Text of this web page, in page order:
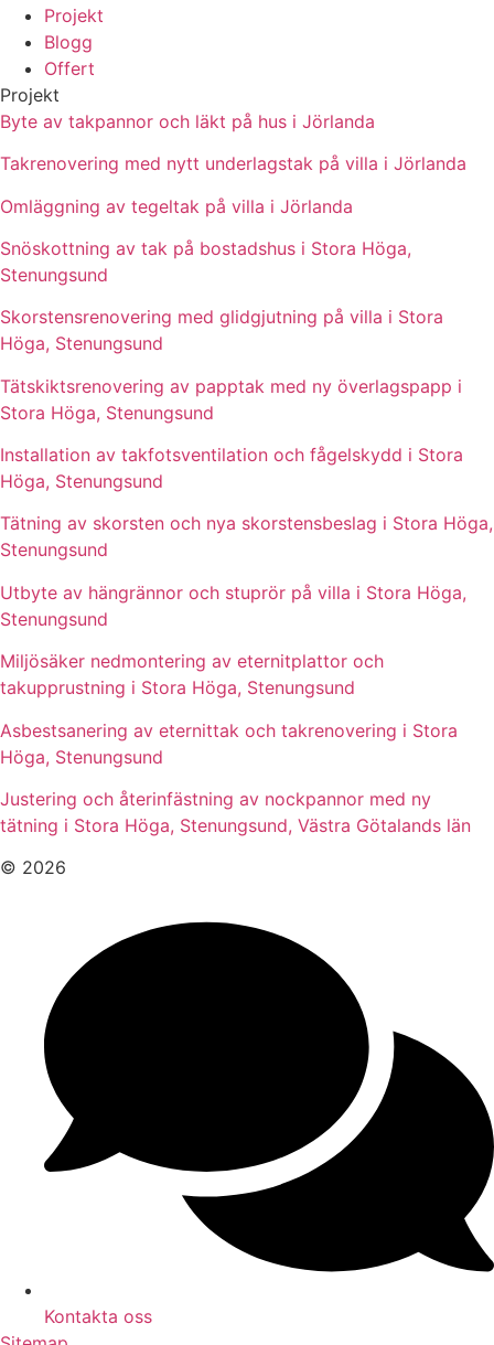
Projekt
Blogg
Offert
Projekt
Byte av takpannor och läkt på hus i Jörlanda
Takrenovering med nytt underlagstak på villa i Jörlanda
Omläggning av tegeltak på villa i Jörlanda
Snöskottning av tak på bostadshus i Stora Höga,
Stenungsund
Skorstensrenovering med glidgjutning på villa i Stora
Höga, Stenungsund
Tätskiktsrenovering av papptak med ny överlagspapp i
Stora Höga, Stenungsund
Installation av takfotsventilation och fågelskydd i Stora
Höga, Stenungsund
Tätning av skorsten och nya skorstensbeslag i Stora Höga,
Stenungsund
Utbyte av hängrännor och stuprör på villa i Stora Höga,
Stenungsund
Miljösäker nedmontering av eternitplattor och
takupprustning i Stora Höga, Stenungsund
Asbestsanering av eternittak och takrenovering i Stora
Höga, Stenungsund
Justering och återinfästning av nockpannor med ny
tätning i Stora Höga, Stenungsund, Västra Götalands län
© 2026
Kontakta oss